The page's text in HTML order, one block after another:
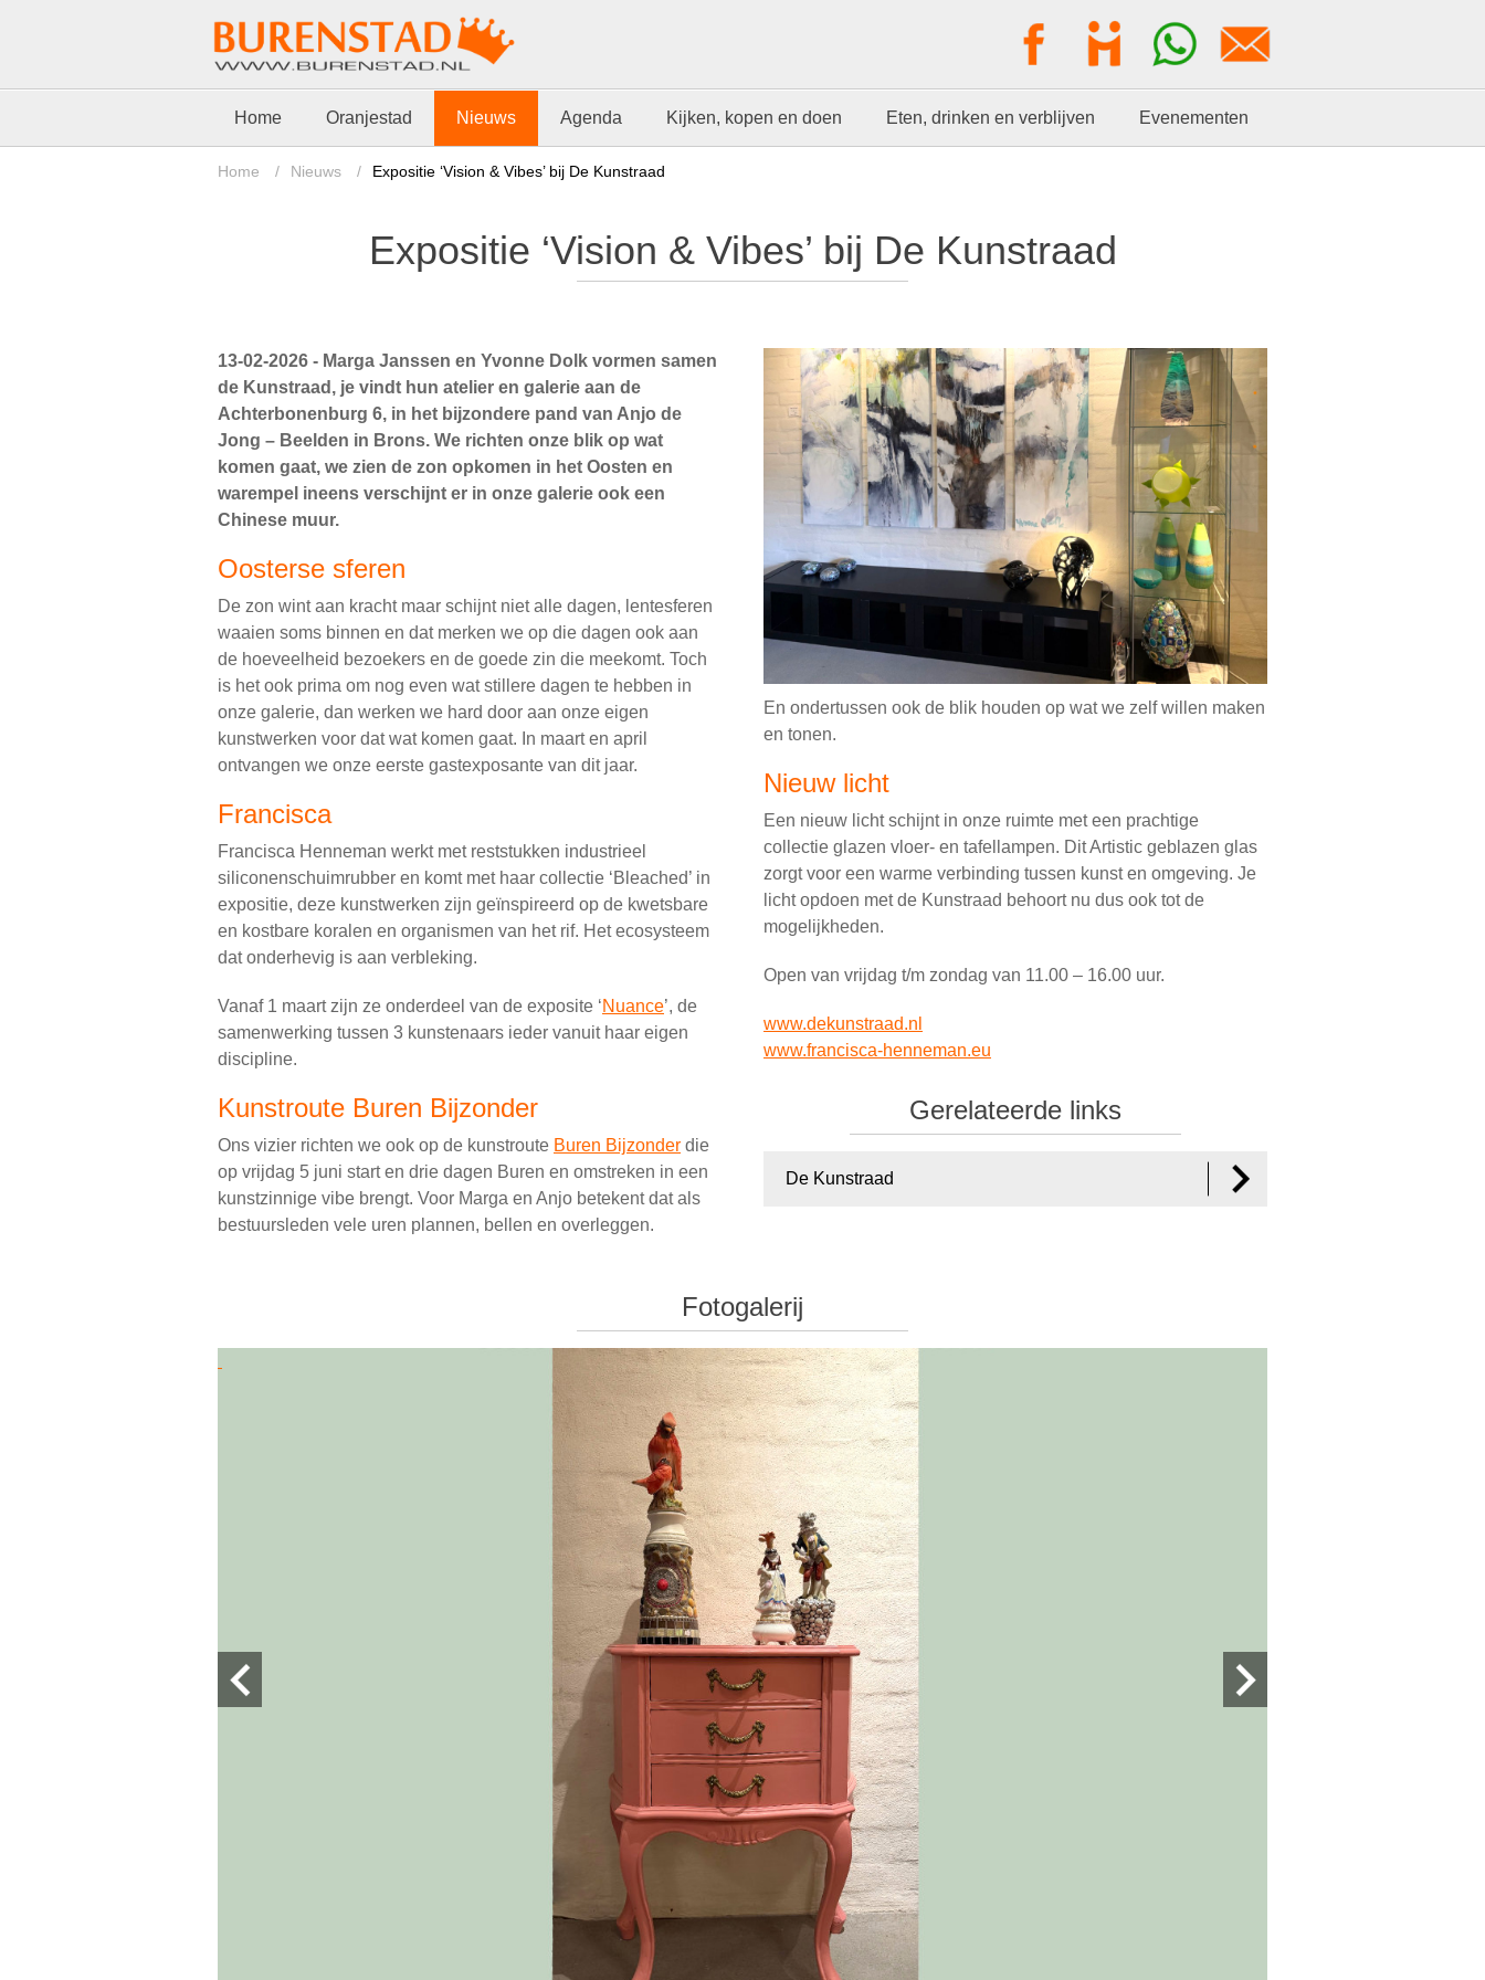
Home Oranjestad Nieuws Agenda Kijken, kopen en doen Eten, drinken en verblijven Evenementen
Home / Nieuws / Expositie ‘Vision & Vibes’ bij De Kunstraad
Expositie ‘Vision & Vibes’ bij De Kunstraad
13-02-2026 - Marga Janssen en Yvonne Dolk vormen samen
de Kunstraad, je vindt hun atelier en galerie aan de
Achterbonenburg 6, in het bijzondere pand van Anjo de
Jong – Beelden in Brons. We richten onze blik op wat
komen gaat, we zien de zon opkomen in het Oosten en
warempel ineens verschijnt er in onze galerie ook een
Chinese muur.
Oosterse sferen
De zon wint aan kracht maar schijnt niet alle dagen, lentesferen
waaien soms binnen en dat merken we op die dagen ook aan
de hoeveelheid bezoekers en de goede zin die meekomt. Toch
is het ook prima om nog even wat stillere dagen te hebben in
onze galerie, dan werken we hard door aan onze eigen
kunstwerken voor dat wat komen gaat. In maart en april
ontvangen we onze eerste gastexposante van dit jaar.
Francisca
Francisca Henneman werkt met reststukken industrieel
siliconenschuimrubber en komt met haar collectie ‘Bleached’ in
expositie, deze kunstwerken zijn geïnspireerd op de kwetsbare
en kostbare koralen en organismen van het rif. Het ecosysteem
dat onderhevig is aan verbleking.
Vanaf 1 maart zijn ze onderdeel van de exposite ‘Nuance’, de
samenwerking tussen 3 kunstenaars ieder vanuit haar eigen
discipline.
Kunstroute Buren Bijzonder
Ons vizier richten we ook op de kunstroute Buren Bijzonder die
op vrijdag 5 juni start en drie dagen Buren en omstreken in een
kunstzinnige vibe brengt. Voor Marga en Anjo betekent dat als
bestuursleden vele uren plannen, bellen en overleggen.
En ondertussen ook de blik houden op wat we zelf willen maken
en tonen.
Nieuw licht
Een nieuw licht schijnt in onze ruimte met een prachtige
collectie glazen vloer- en tafellampen. Dit Artistic geblazen glas
zorgt voor een warme verbinding tussen kunst en omgeving. Je
licht opdoen met de Kunstraad behoort nu dus ook tot de
mogelijkheden.
Open van vrijdag t/m zondag van 11.00 – 16.00 uur.
www.dekunstraad.nl
www.francisca-henneman.eu
Gerelateerde links
De Kunstraad
Fotogalerij